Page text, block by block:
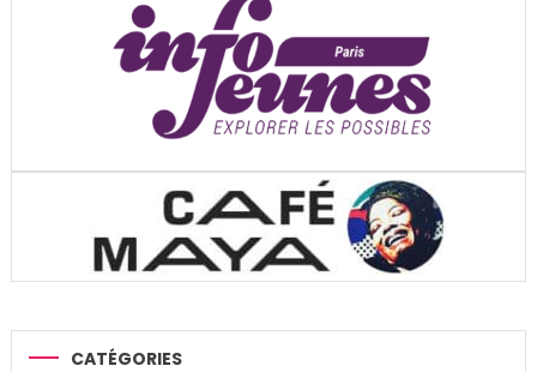
CATÉGORIES